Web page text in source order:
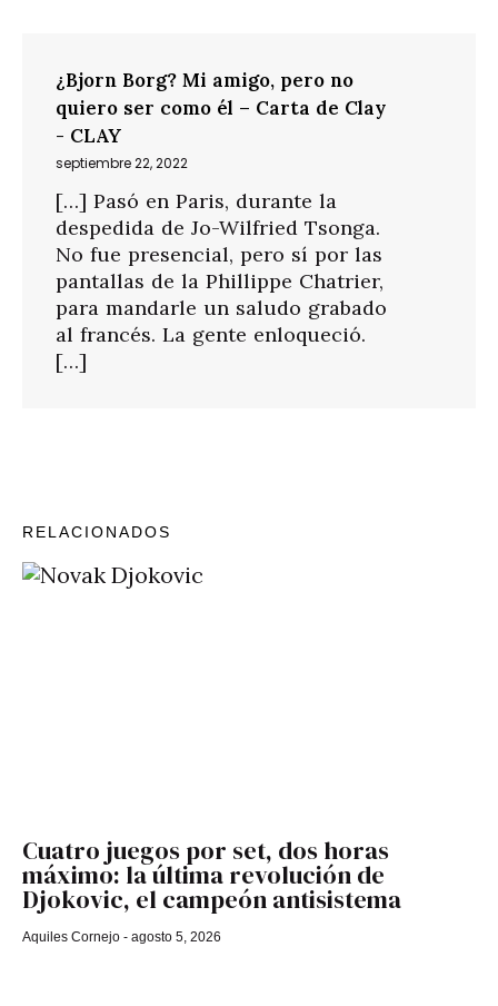
¿Bjorn Borg? Mi amigo, pero no
quiero ser como él – Carta de Clay
- CLAY
septiembre 22, 2022
[…] Pasó en Paris, durante la
despedida de Jo-Wilfried Tsonga.
No fue presencial, pero sí por las
pantallas de la Phillippe Chatrier,
para mandarle un saludo grabado
al francés. La gente enloqueció.
[…]
RELACIONADOS
Cuatro juegos por set, dos horas
máximo: la última revolución de
Djokovic, el campeón antisistema
Aquiles Cornejo agosto 5, 2026